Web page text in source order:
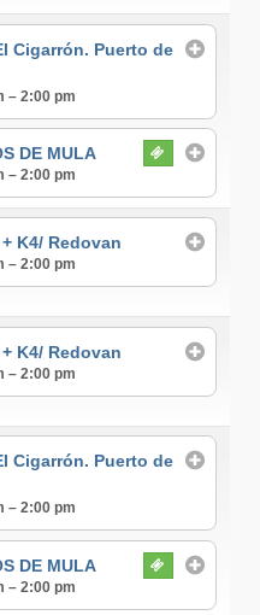
Cigarrón. Puerto de
– 2:00 pm
DE MULA
– 2:00 pm
+ K4/ Redovan
– 2:00 pm
+ K4/ Redovan
– 2:00 pm
Cigarrón. Puerto de
– 2:00 pm
DE MULA
– 2:00 pm